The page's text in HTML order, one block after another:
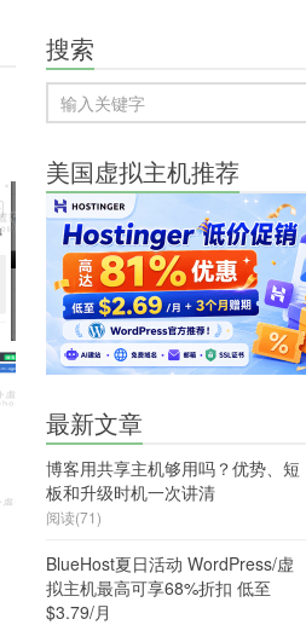
搜索
美国虚拟主机推荐
最新文章
博客用共享主机够用吗？优势、短
板和升级时机一次讲清
阅读(71)
BlueHost夏日活动 WordPress/虚
拟主机最高可享68%折扣 低至
$3.79/月